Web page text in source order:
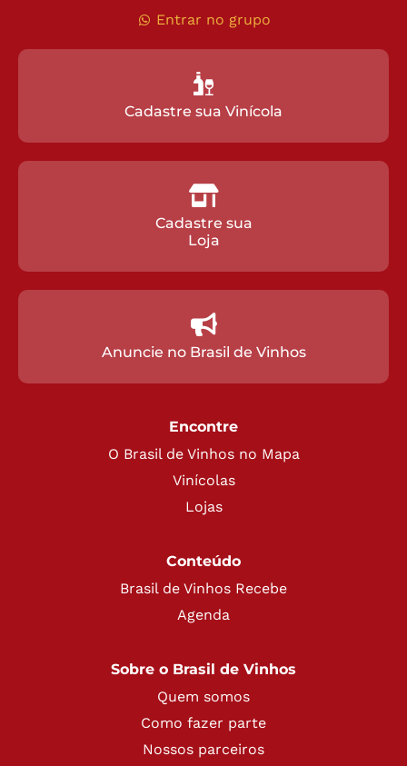
Entrar no grupo
Cadastre sua Vinícola
Cadastre sua
Loja
Anuncie no Brasil de Vinhos
Encontre
O Brasil de Vinhos no Mapa
Vinícolas
Lojas
Conteúdo
Brasil de Vinhos Recebe
Agenda
Sobre o Brasil de Vinhos
Quem somos
Como fazer parte
Nossos parceiros